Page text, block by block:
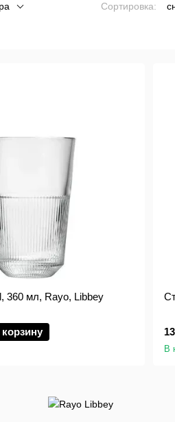
Сортировка:
360 мл, Rayo, Libbey
В